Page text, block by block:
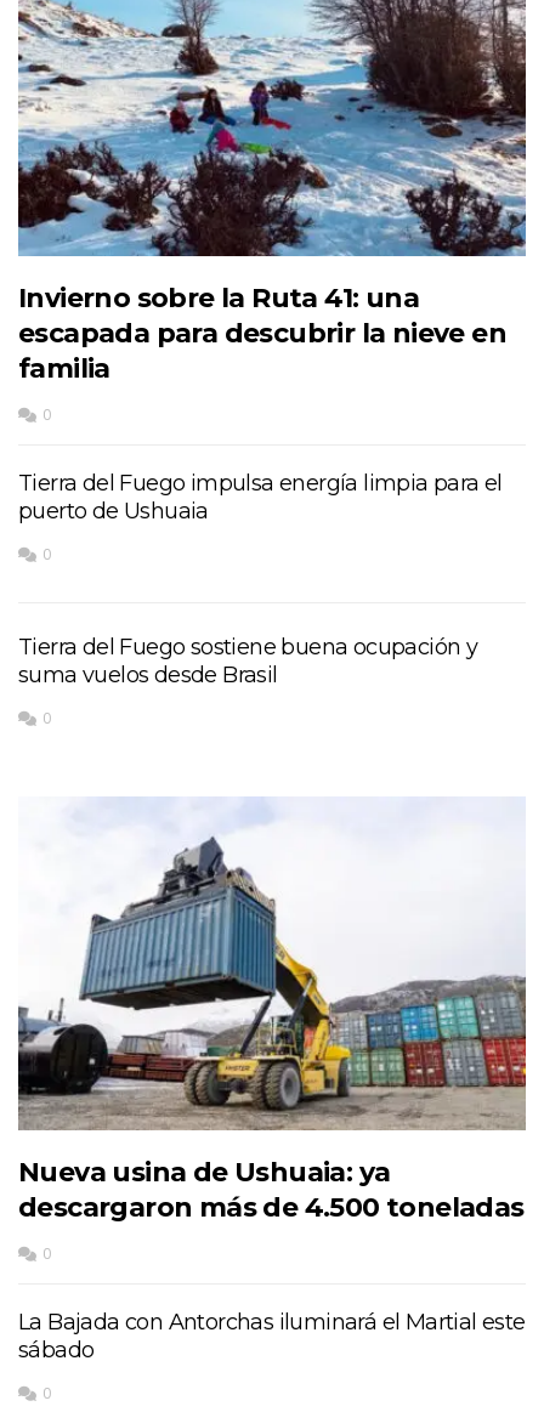
Invierno sobre la Ruta 41: una
escapada para descubrir la nieve en
familia
0
Tierra del Fuego impulsa energía limpia para el
puerto de Ushuaia
0
Tierra del Fuego sostiene buena ocupación y
suma vuelos desde Brasil
0
Nueva usina de Ushuaia: ya
descargaron más de 4.500 toneladas
0
La Bajada con Antorchas iluminará el Martial este
sábado
0